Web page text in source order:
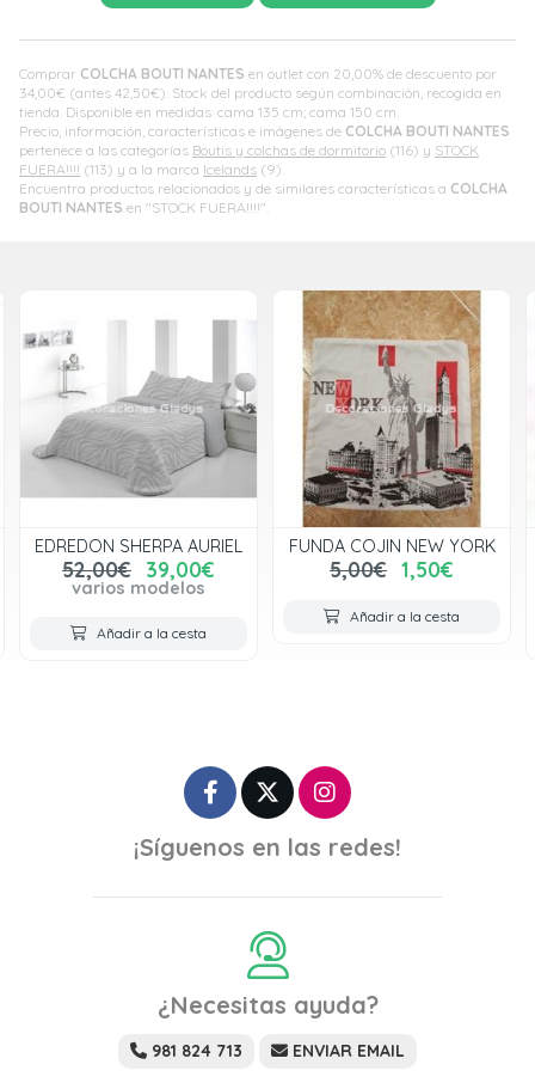
Comprar COLCHA BOUTI NANTES en outlet con 20,00% de descuento por
34,00€ (antes 42,50€). Stock del producto según combinación, recogida en
tienda. Disponible en medidas: cama 135 cm; cama 150 cm.
Precio, información, características e imágenes de COLCHA BOUTI NANTES
pertenece a las categorías Boutis y colchas de dormitorio (116) y STOCK
FUERA!!!! (113) y a la marca Icelands (9).
Encuentra productos relacionados y de similares características a COLCHA
BOUTI NANTES en "STOCK FUERA!!!!".
EDREDON SHERPA AURIEL
52,00€ 39,00€
varios modelos
Añadir a la cesta
FUNDA COJIN NEW YORK
5,00€ 1,50€
Añadir a la cesta
¡Síguenos en las redes!
¿Necesitas ayuda?
981 824 713 ENVIAR EMAIL